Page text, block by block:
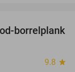
21%
borrelplank
9.8 star